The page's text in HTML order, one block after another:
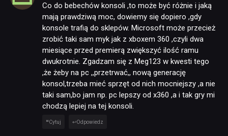
JUŻ GRALIŚMY
SKLEP
Co do bebechów konsoli ,to może być różnie i jaką
mają prawdziwą moc, dowiemy się dopiero ,gdy
konsole trafią do sklepów. Microsoft może przecież
zrobić taki sam myk jak z xboxem 360 ,czyli dwa
miesiące przed premierą zwiększyć ilość ramu
dwukrotnie. Zgadzam się z Meg123 w kwesti tego
,że żeby na pc ,,przetrwać,, nową generację
konsol,trzeba mieć sprzęt od nich mocniejszy ,a nie
taki sam,bo jam np. pc lepszy od x360 ,a i tak gry mi
chodzą lepiej na tej konsoli.
Cytuj Odpowiedz